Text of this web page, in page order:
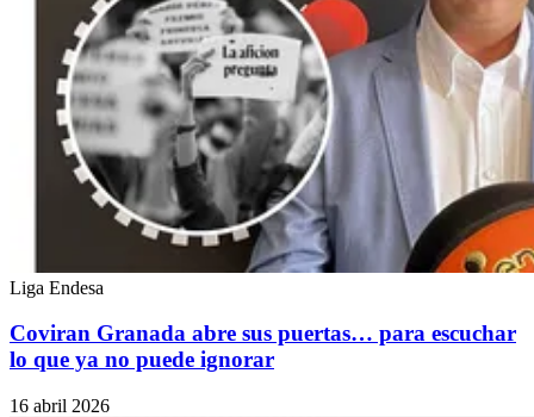
Liga Endesa
Coviran Granada abre sus puertas… para escuchar
lo que ya no puede ignorar
16 abril 2026